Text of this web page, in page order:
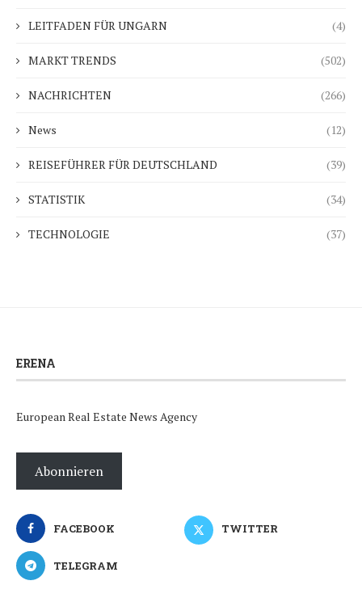
LEITFADEN FÜR UNGARN (4)
MARKT TRENDS (502)
NACHRICHTEN (266)
News (12)
REISEFÜHRER FÜR DEUTSCHLAND (39)
STATISTIK (34)
TECHNOLOGIE (37)
ERENA
European Real Estate News Agency
Abonnieren
FACEBOOK TWITTER
TELEGRAM